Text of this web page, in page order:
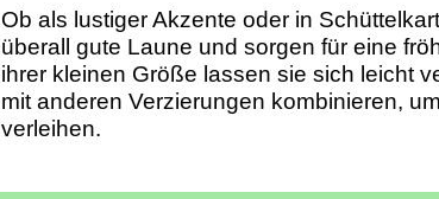
Ob als lustiger Akzente oder in
überall gute Laune und sorgen für eine
ihrer kleinen Größe lassen sie sich leicht
mit anderen Verzierungen kombinieren,
verleihen.